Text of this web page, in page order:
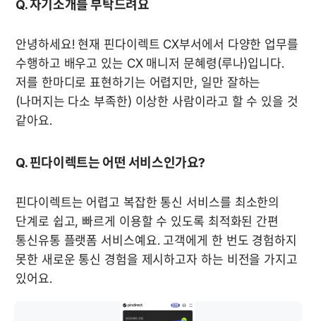
Q. 자기소개를 부탁드려요
안녕하세요! 현재 핀다이렉트 CX부서에서 다양한 업무를
수행하고 배우고 있는 CX 매니저 문혜령(루나)입니다.
저를 한마디로 표현하기는 어렵지만, 일만 잘하는
(나머지는 다소 부족한) 이상한 사람이라고 할 수 있을 것
같아요.
Q. 핀다이렉트는 어떤 서비스인가요?
핀다이렉트는 어렵고 복잡한 통신 서비스를 최소한의
단계로 쉽고, 빠르게 이용할 수 있도록 최적화된 간편
통신유통 플랫폼 서비스예요. 고객에게 한 번도 경험하지
못한 새로운 통신 경험을 제시하고자 하는 비전을 가지고
있어요.